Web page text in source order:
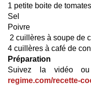
1 petite boite de
Sel
Poivre
2 cuillères à soupe de
4 cuillères à café de
Préparation
Suivez la vidéo
regime.com/recette-